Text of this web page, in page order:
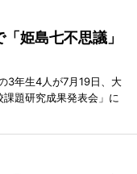
姫島七不思議」
3年生4人が7月19日、大
題研究成果発表会」に